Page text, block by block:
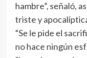
hambre”, señaló,
triste y
“Se le pide el
no hace ningún